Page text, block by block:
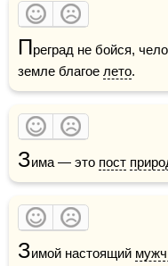
Преград не бойся,
земле благое лето.
Зима — это пост
Зимой настоящий